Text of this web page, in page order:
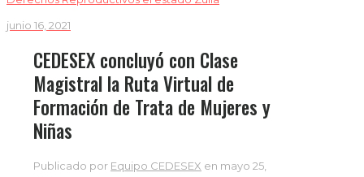
junio 16, 2021
CEDESEX concluyó con Clase
Magistral la Ruta Virtual de
Formación de Trata de Mujeres y
Niñas
Publicado por Equipo CEDESEX en mayo 25,